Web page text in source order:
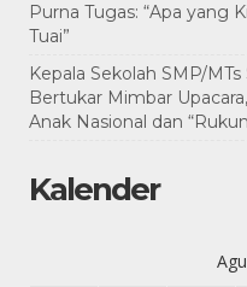
Purna Tugas: “Apa yang
Tuai”
Kepala Sekolah SMP/
Bertukar Mimbar
Anak Nasional dan
Kalender